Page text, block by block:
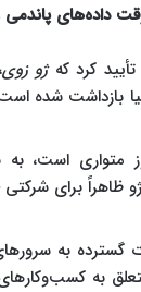
داده‌های پاندمی
کرد کهژو زوی
بازداشت شده
هزار سرور متعلق